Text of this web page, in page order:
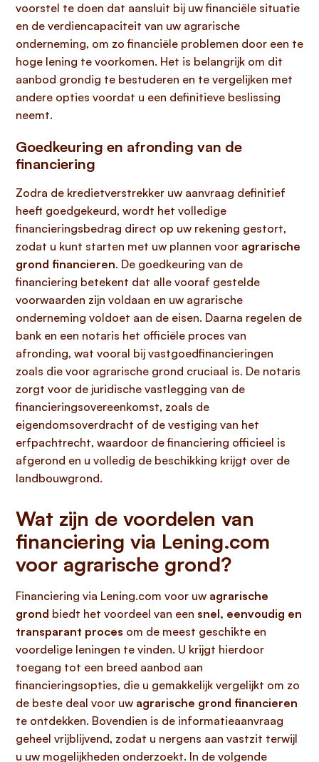
voorstel te doen dat aansluit bij uw financiële situatie
en de verdiencapaciteit van uw agrarische
onderneming, om zo financiële problemen door een te
hoge lening te voorkomen. Het is belangrijk om dit
aanbod grondig te bestuderen en te vergelijken met
andere opties voordat u een definitieve beslissing
neemt.
Goedkeuring en afronding van de
financiering
Zodra de kredietverstrekker uw aanvraag definitief
heeft goedgekeurd, wordt het volledige
financieringsbedrag direct op uw rekening gestort,
zodat u kunt starten met uw plannen voor agrarische
grond financieren. De goedkeuring van de
financiering betekent dat alle vooraf gestelde
voorwaarden zijn voldaan en uw agrarische
onderneming voldoet aan de eisen. Daarna regelen de
bank en een notaris het officiële proces van
afronding, wat vooral bij vastgoedfinancieringen
zoals die voor agrarische grond cruciaal is. De notaris
zorgt voor de juridische vastlegging van de
financieringsovereenkomst, zoals de
eigendomsoverdracht of de vestiging van het
erfpachtrecht, waardoor de financiering officieel is
afgerond en u volledig de beschikking krijgt over de
landbouwgrond.
Wat zijn de voordelen van
financiering via Lening.com
voor agrarische grond?
Financiering via Lening.com voor uw agrarische
grond biedt het voordeel van een snel, eenvoudig en
transparant proces om de meest geschikte en
voordelige leningen te vinden. U krijgt hierdoor
toegang tot een breed aanbod aan
financieringsopties, die u gemakkelijk vergelijkt om zo
de beste deal voor uw agrarische grond financieren
te ontdekken. Bovendien is de informatieaanvraag
geheel vrijblijvend, zodat u nergens aan vastzit terwijl
u uw mogelijkheden onderzoekt. In de volgende